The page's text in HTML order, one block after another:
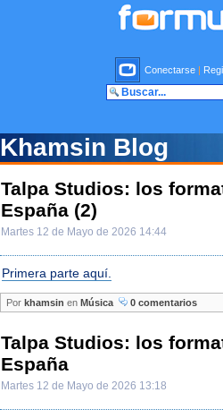
Conectarse |
Khamsin Blog
Talpa Studios: los
España (2)
Martes 12 de Mayo de 2026 14:44
Primera parte aquí.
Por khamsin en Música 0 comentarios
Talpa Studios: los
España
Martes 12 de Mayo de 2026 13:18